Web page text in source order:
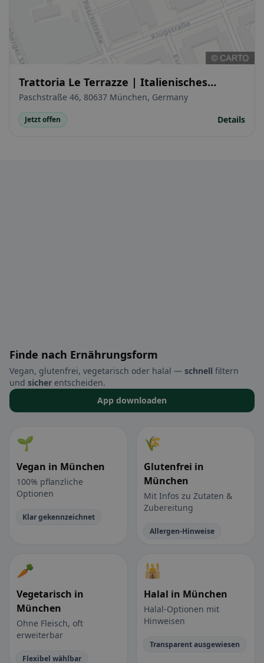
Trattoria Le Terrazze | Italienisches
Restaurant Neuhausen
Paschstraße 46, 80637 München, Germany
Jetzt offen Details
Finde nach Ernährungsform
Vegan, glutenfrei, vegetarisch oder halal — schnell filtern
und sicher entscheiden.
App downloaden
🌱
Vegan in München
100% pflanzliche
Optionen
Klar gekennzeichnet
🌾
Glutenfrei in
München
Mit Infos zu Zutaten &
Zubereitung
Allergen-Hinweise
🥕
Vegetarisch in
München
Ohne Fleisch, oft
erweiterbar
Flexibel wählbar
🕌
Halal in München
Halal-Optionen mit
Hinweisen
Transparent ausgewiesen